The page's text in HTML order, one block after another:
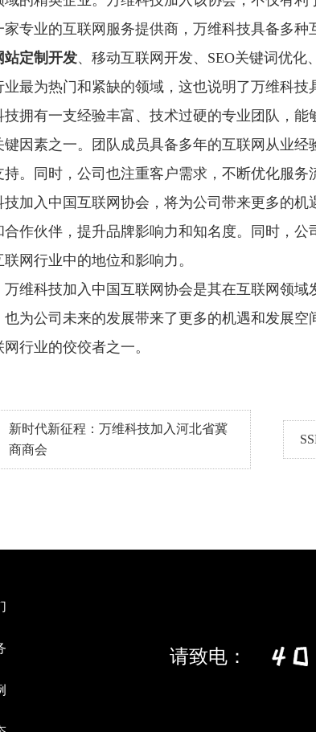
家专业的互联网服务提供商，万维科技具备多
站定制开发、移动互联网开发、SEO关键词优化、
业最为热门和紧缺的领域，这也说明了万维科技
技拥有一支经验丰富、技术过硬的专业团队，
键因素之一。团队成员具备多年的互联网从业
持。同时，公司也注重客户需求，不断优化服
技加入中国互联网协会，将为公司带来更多的
合作伙伴，提升品牌影响力和知名度。同时，
联网行业中的地位和影响力。
万维科技加入中国互联网协会是其在互联网领
也为公司未来的发展带来了更多的机遇和发展
网行业的佼佼者之一。
新时代新征程：万维科技加入河北省冀
商商会
请致电：